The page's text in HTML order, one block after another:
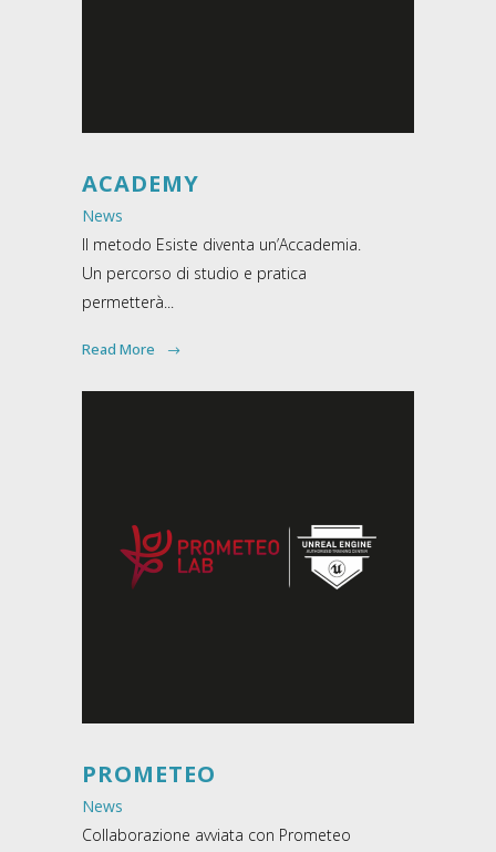
ACADEMY
News
Il metodo Esiste diventa un’Accademia.
Un percorso di studio e pratica
permetterà...
Read More
PROMETEO
News
Collaborazione avviata con Prometeo